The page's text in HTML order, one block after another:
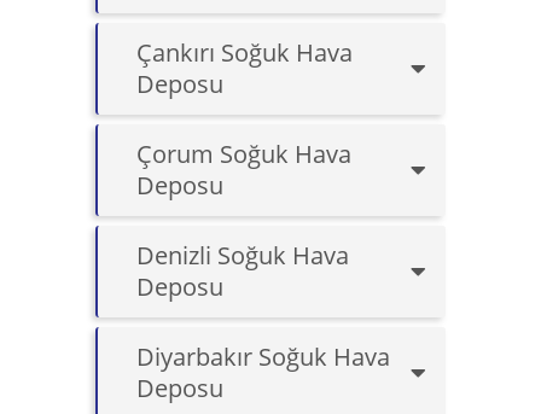
Çankırı Soğuk Hava
Deposu
Çorum Soğuk Hava
Deposu
Denizli Soğuk Hava
Deposu
Diyarbakır Soğuk Hava
Deposu